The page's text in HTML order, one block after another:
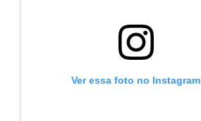
Ver essa foto no Instagram